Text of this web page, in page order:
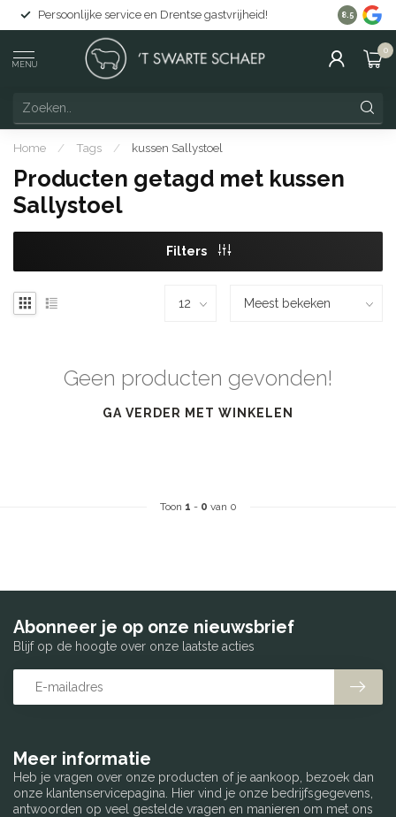
Persoonlijke service en Drentse gastvrijheid! Gratis
8.5
MENU
0
Home / Tags / kussen Sallystoel
Producten getagd met kussen
Sallystoel
Filters
Geen producten gevonden!
GA VERDER MET WINKELEN
Toon 1 - 0 van 0
Meer informatie
Heb je vragen over onze producten of je aankoop, bezoek dan
onze klantenservicepagina. Hier vind je onze bedrijfsgegevens,
antwoorden op veel gestelde vragen en manieren om met ons
Abonneer je op onze nieuwsbrief
Blijf op de hoogte over onze laatste acties